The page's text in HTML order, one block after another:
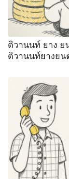
ติวานนท์ ยาง ย
ติวานนท์ยางยน